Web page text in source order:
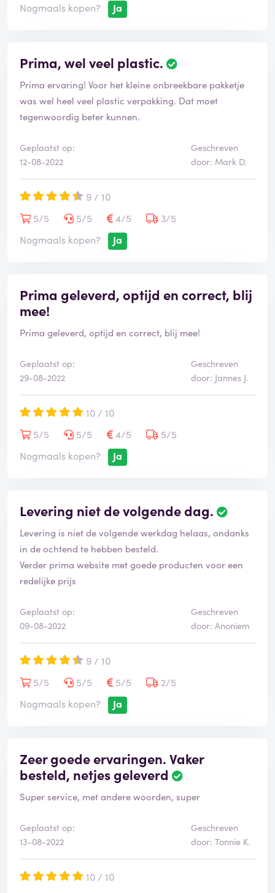
Nogmaals kopen?
Ja
Prima, wel veel plastic.
Prima ervaring! Voor het kleine onbreekbare pakketje
was wel heel veel plastic verpakking. Dat moet
tegenwoordig beter kunnen.
Geplaatst op:
12-08-2022
Geschreven
door: Mark D.
9 / 10
5/5
5/5 4/5
3/5
Nogmaals kopen?
Ja
Prima geleverd, optijd en correct, blij
mee!
Prima geleverd, optijd en correct, blij mee!
Geplaatst op:
29-08-2022
Geschreven
door: Jannes J.
10 / 10
5/5
5/5 4/5
5/5
Nogmaals kopen?
Ja
Levering niet de volgende dag.
Levering is niet de volgende werkdag helaas, ondanks
in de ochtend te hebben besteld.
Verder prima website met goede producten voor een
redelijke prijs
Geplaatst op:
09-08-2022
Geschreven
door: Anoniem
9 / 10
5/5
5/5 5/5
2/5
Nogmaals kopen?
Ja
Zeer goede ervaringen. Vaker
besteld, netjes geleverd
Super service, met andere woorden, super
Geplaatst op:
13-08-2022
Geschreven
door: Tonnie K.
10 / 10